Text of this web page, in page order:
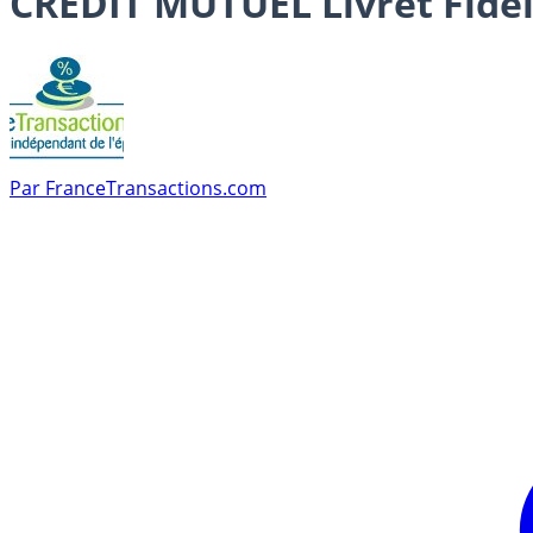
Par FranceTransactions.com